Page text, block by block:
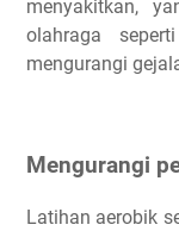
menyakitkan,
olahraga
mengurangi
Mengurangi
Latihan aerobik